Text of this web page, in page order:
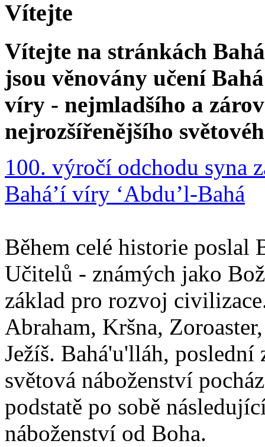
Vítejte
Vítejte na stránkách
jsou věnovány učení
víry - nejmladšího a
nejrozšířenějšího
100. výročí odchodu syna
Bahá’í víry ‘Abdu’l-Bahá
Během celé historie poslal
Učitelů - známých jako
základ pro rozvoj
Abraham, Kršna,
Ježíš. Bahá'u'lláh,
světová náboženství
podstatě po sobě
náboženství od Boha.